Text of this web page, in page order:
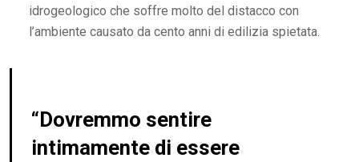
idrogeologico che soffre molto del distacco con
l’ambiente causato da cento anni di edilizia spietata.
“Dovremmo sentire
intimamente di essere